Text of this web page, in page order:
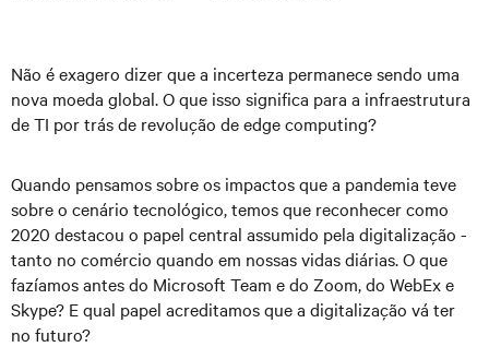
Não é exagero dizer que a incerteza permanece sendo uma
nova moeda global. O que isso significa para a infraestrutura
de TI por trás de revolução de edge computing?
Quando pensamos sobre os impactos que a pandemia teve
sobre o cenário tecnológico, temos que reconhecer como
2020 destacou o papel central assumido pela digitalização -
tanto no comércio quando em nossas vidas diárias. O que
fazíamos antes do Microsoft Team e do Zoom, do WebEx e
Skype? E qual papel acreditamos que a digitalização vá ter
no futuro?